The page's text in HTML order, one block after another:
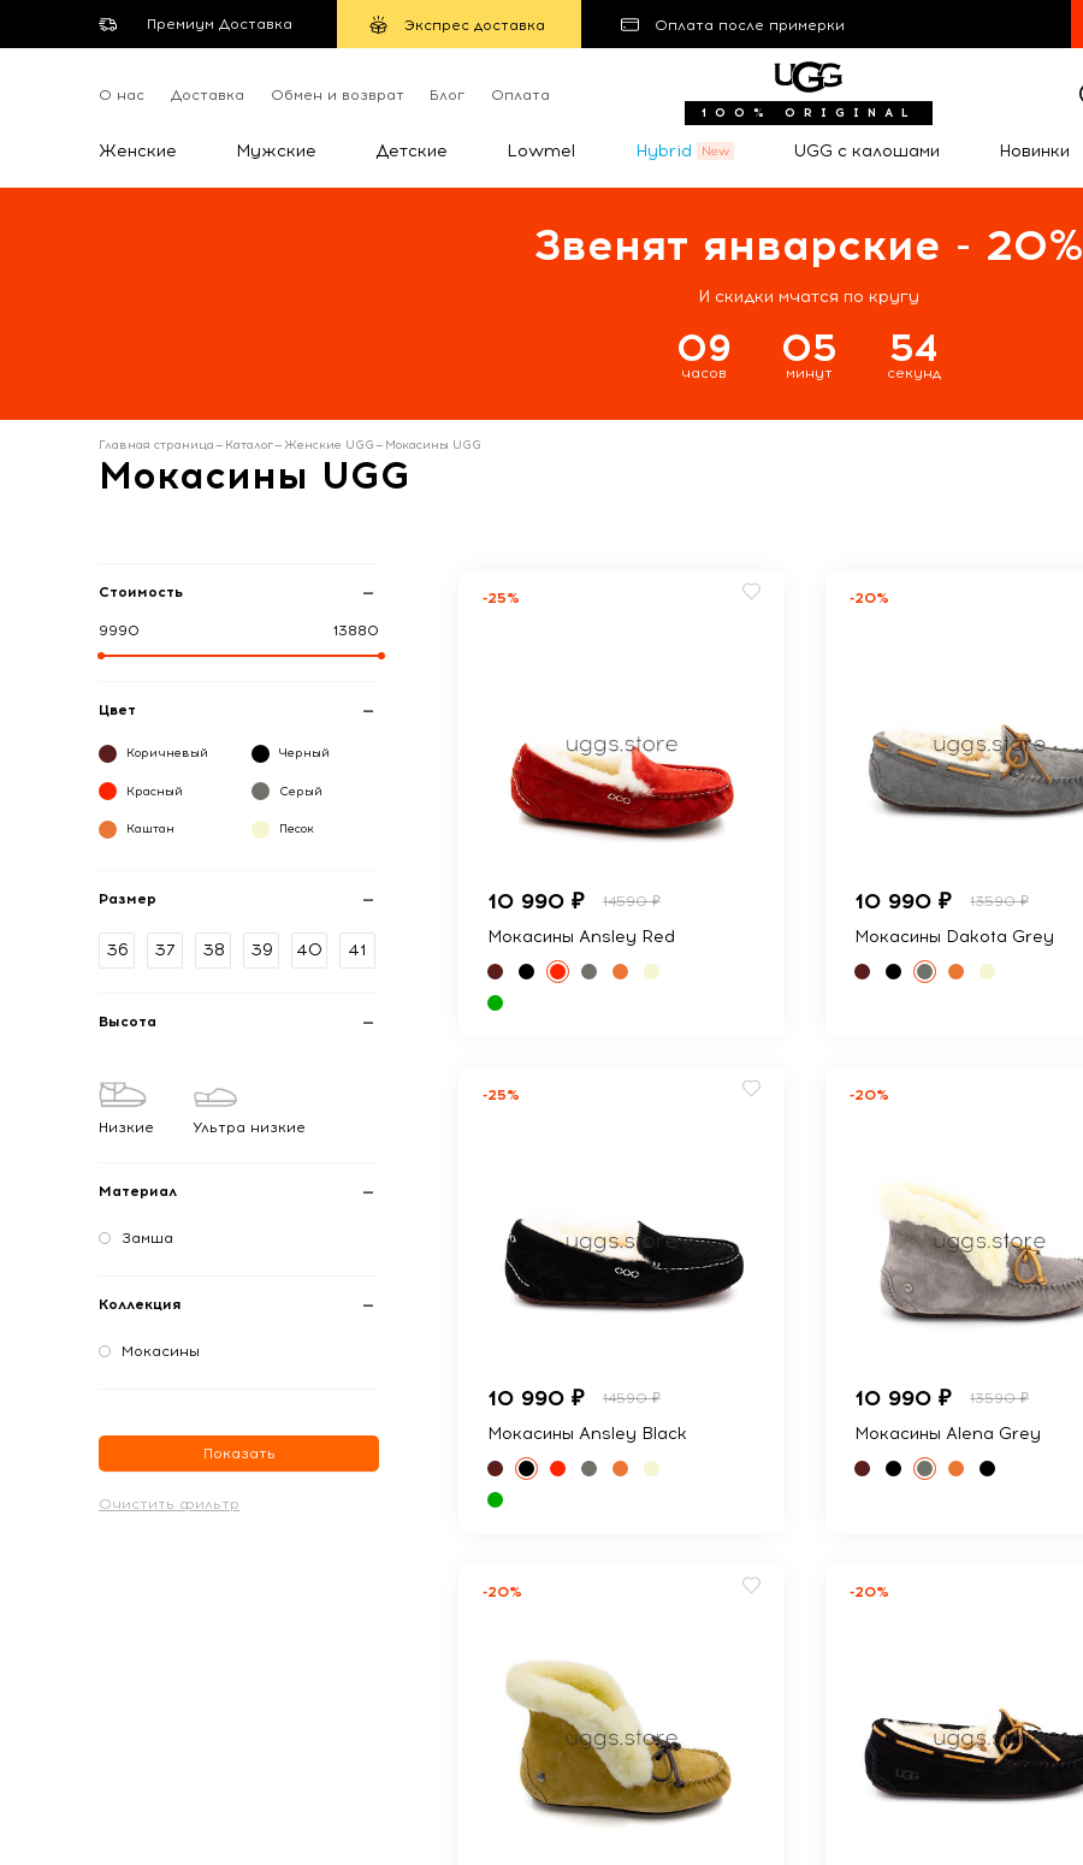
Премиум Доставка Экспрес доставка Оплата после примерки
О нас Доставка Обмен и возврат Блог Оплата
100% ORIGINAL
Женские Мужские Детские Lowmel Hybrid UGG с калошами Новинки
Звенят январские - 20%
И скидки мчатся по кругу
09
часов
05
минут
53
секунд
Главная страница— Каталог— Женские UGG— Мокасины UGG
Мокасины UGG
Стоимость
9990 13880
Цвет
Коричневый Черный
Красный Серый
Каштан Песок
Размер
36 37 38 39 40 41
Высота
Низкие Ультра низкие
Материал
Замша
Коллекция
Мокасины
Показать
-25%
10 990 ₽ 14590 ₽
Мокасины Ansley Red
-20%
10 990 ₽ 13590 ₽
Мокасины Dakota Grey
-25%
10 990 ₽ 14590 ₽
Мокасины Ansley Black
-20%
10 990 ₽ 13590 ₽
Мокасины Alena Grey
-20% -20%